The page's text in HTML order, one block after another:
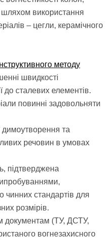
використання
– цегли, керамічного
методу
швидкості
до сталевих елементів.
повинні задовольняти
димоутворення та
речовин в умовах
підтверджена
чинних стандартів для
розмірів.
документам (ТУ, ДСТУ,
вогнезахисного